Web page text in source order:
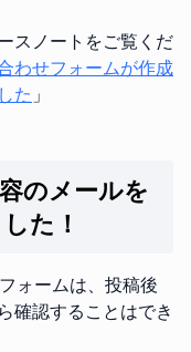
スノートをご覧くだ
わせフォームが作成
た 」
のメールを
た！
ォームは、投稿後
確認することはでき